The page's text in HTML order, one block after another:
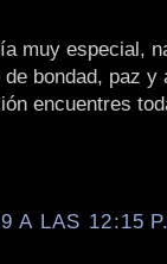
muy especial,
bondad, paz y
encuentres
A LAS 12:15